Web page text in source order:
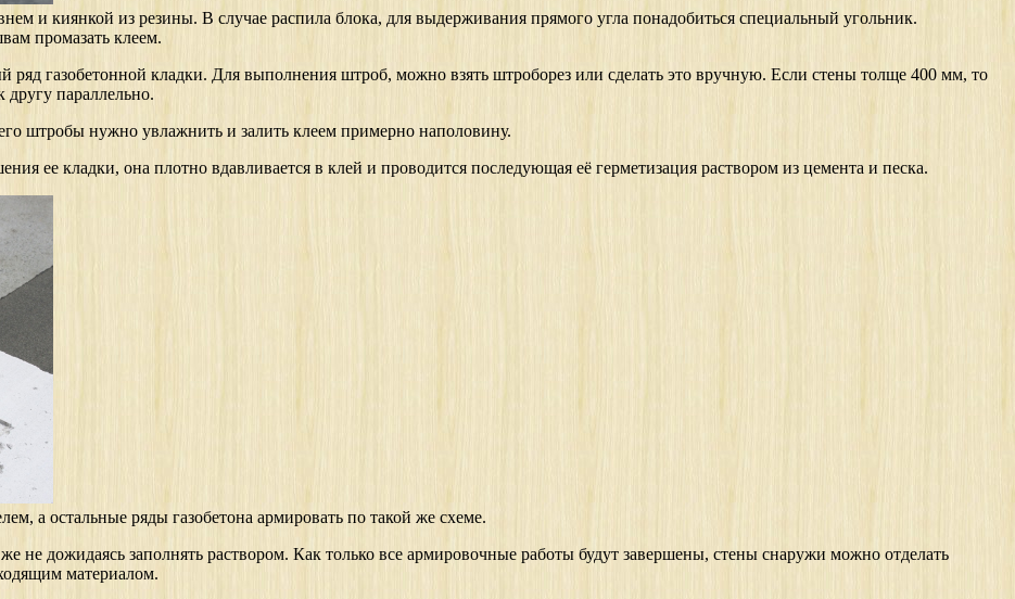
и киянкой из резины. В случае распила блока, для выдерживания прямого угла понадобиться специальный угольник.
промазать клеем.
газобетонной кладки. Для выполнения штроб, можно взять штроборез или сделать это вручную. Если стены толще 400 мм, то
параллельно.
штробы нужно увлажнить и залить клеем примерно наполовину.
ее кладки, она плотно вдавливается в клей и проводится последующая её герметизация раствором из цемента и песка.
а остальные ряды газобетона армировать по такой же схеме.
не дожидаясь заполнять раствором. Как только все армировочные работы будут завершены, стены снаружи можно отделать
материалом.